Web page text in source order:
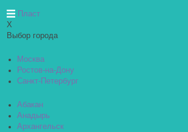
Пласт
X
Выбор города
Москва
Ростов-на-Дону
Санкт-Петербург
Абакан
Анадырь
Архангельск